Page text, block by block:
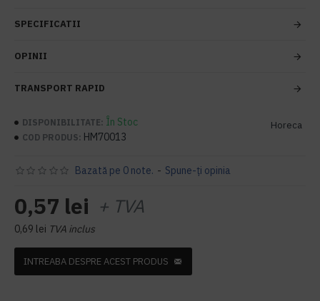
SPECIFICATII
OPINII
TRANSPORT RAPID
DISPONIBILITATE: În Stoc
COD PRODUS: HM70013
Horeca
Bazată pe 0 note. - Spune-ţi opinia
0,57 lei + TVA
0,69 lei TVA inclus
INTREABA DESPRE ACEST PRODUS